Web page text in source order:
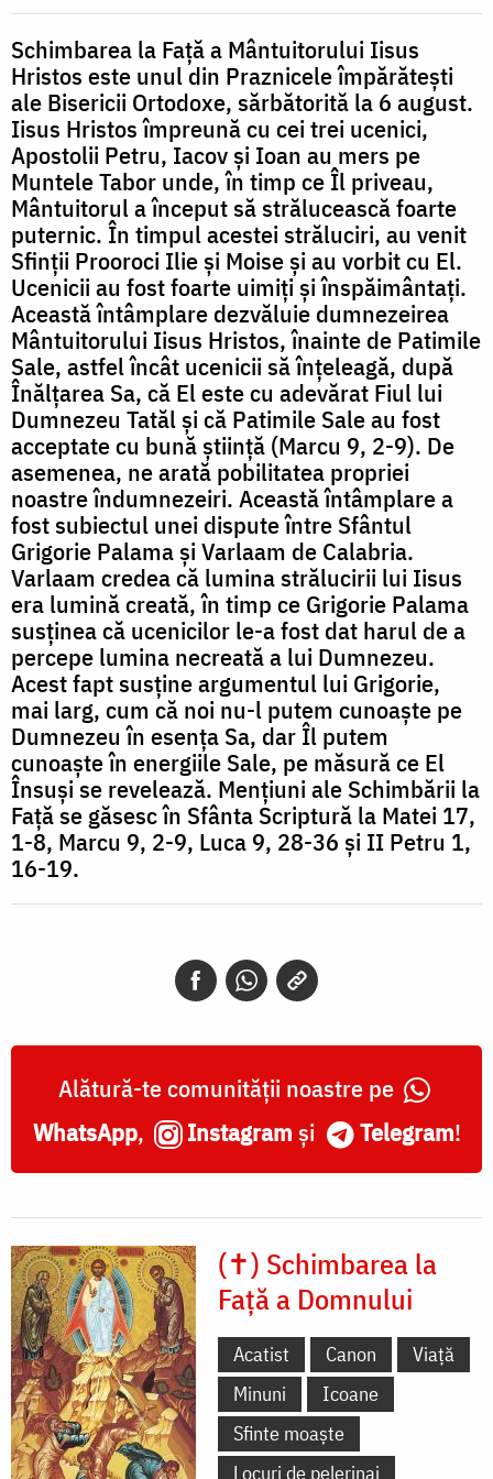
a
Domnului
Schimbarea la Față a Mântuitorului Iisus
Hristos este unul din Praznicele împărătești
ale Bisericii Ortodoxe, sărbătorită la 6 august.
Iisus Hristos împreună cu cei trei ucenici,
Apostolii Petru, Iacov și Ioan au mers pe
Muntele Tabor unde, în timp ce Îl priveau,
Mântuitorul a început să strălucească foarte
puternic. În timpul acestei străluciri, au venit
Sfinții Prooroci Ilie și Moise și au vorbit cu El.
Ucenicii au fost foarte uimiți și înspăimântați.
Această întâmplare dezvăluie dumnezeirea
Mântuitorului Iisus Hristos, înainte de Patimile
Sale, astfel încât ucenicii să înțeleagă, după
Înălțarea Sa, că El este cu adevărat Fiul lui
Dumnezeu Tatăl și că Patimile Sale au fost
acceptate cu bună știință (Marcu 9, 2-9). De
asemenea, ne arată pobilitatea propriei
noastre îndumnezeiri. Această întâmplare a
fost subiectul unei dispute între Sfântul
Grigorie Palama și Varlaam de Calabria.
Varlaam credea că lumina strălucirii lui Iisus
era lumină creată, în timp ce Grigorie Palama
susținea că ucenicilor le-a fost dat harul de a
percepe lumina necreată a lui Dumnezeu.
Acest fapt susține argumentul lui Grigorie,
mai larg, cum că noi nu-l putem cunoaște pe
Dumnezeu în esența Sa, dar Îl putem
cunoaște în energiile Sale, pe măsură ce El
Însuși se revelează. Mențiuni ale Schimbării la
Față se găsesc în Sfânta Scriptură la Matei 17,
1-8, Marcu 9, 2-9, Luca 9, 28-36 și II Petru 1,
16-19.
Alătură-te comunității noastre pe
WhatsApp, Instagram și Telegram!
(✝) Schimbarea la
Față a Domnului
Acatist Canon
Viață
Minuni
Icoane
Sfinte moaște
Locuri de pelerinaj